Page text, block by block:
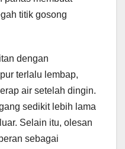
titik gosong
dengan
terlalu lembap,
air setelah dingin.
sedikit lebih lama
Selain itu, olesan
sebagai